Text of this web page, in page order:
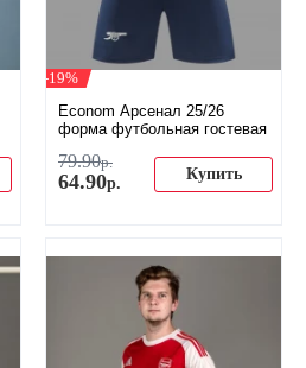
-19%
Econom Арсенал 25/26
форма футбольная гостевая
79.90р.
64.90р. Купить